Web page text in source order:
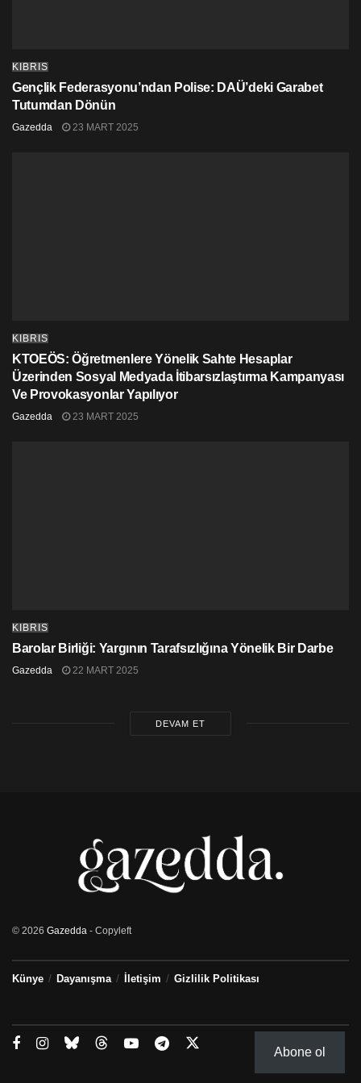
KIBRIS
Gençlik Federasyonu’ndan Polise: DAÜ’deki Garabet
Tutumdan Dönün
Gazedda 23 MART 2025
KIBRIS
KTOEÖS: Öğretmenlere Yönelik Sahte Hesaplar
Üzerinden Sosyal Medyada İtibarsızlaştırma Kampanyası
Ve Provokasyonlar Yapılıyor
Gazedda 23 MART 2025
KIBRIS
Barolar Birliği: Yargının Tarafsızlığına Yönelik Bir Darbe
Gazedda 22 MART 2025
DEVAM ET
© 2026 Gazedda - Copyleft
Künye Dayanışma İletişim Gizlilik Politikası
Abone ol